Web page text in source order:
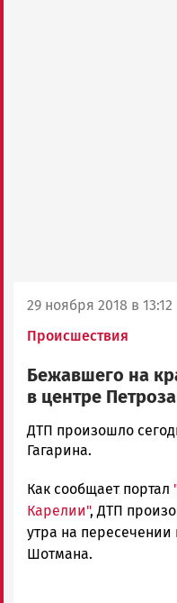
29 ноября 2018 в 13:12
Происшествия
Бежавшего на
в центре
Корректор
Новости
и
Карелии
|
Петрозаводск
ДТП произошло
Гагарина.
Как сообщает портал
Карелии", ДТП
утра на
Шотмана.